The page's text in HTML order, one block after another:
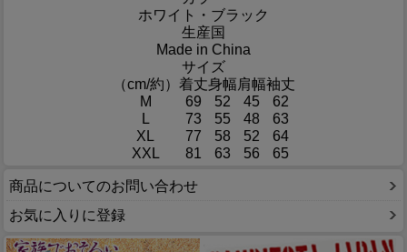
ホワイト・ブラック
生産国
Made in China
サイズ
（cm/約） 着丈身幅肩幅袖丈
M
69 52 45
62
L
73 55 48
63
XL
77 58 52
64
XXL
81 63 56 65
商品についてのお問い合わせ
お気に入りに登録